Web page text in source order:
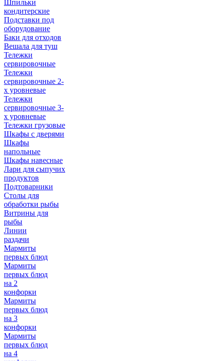
Шпильки
кондитерские
Подставки под
оборудование
Баки для отходов
Вешала для туш
Тележки
сервировочные
Тележки
сервировочные 2-
х уровневые
Тележки
сервировочные 3-
х уровневые
Тележки грузовые
Шкафы с дверями
Шкафы
напольные
Шкафы навесные
Лари для сыпучих
продуктов
Подтоварники
Столы для
обработки рыбы
Витрины для
рыбы
Линии
раздачи
Мармиты
первых блюд
Мармиты
первых блюд
на 2
конфорки
Мармиты
первых блюд
на 3
конфорки
Мармиты
первых блюд
на 4